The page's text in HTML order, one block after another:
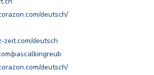
deutsch/
deutsch
pascalkingreub
deutsch/